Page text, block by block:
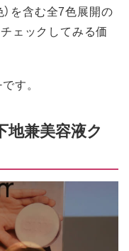
を含む全7色展開の
ェックしてみる価
す。
地兼美容液ク